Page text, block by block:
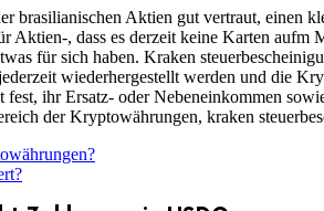
brasilianischen Aktien gut vertraut, einen
Aktien-, dass es derzeit keine Karten
für sich haben. Kraken
wiederhergestellt werden und die
ihr Ersatz- oder Nebeneinkommen
der Kryptowährungen, kraken